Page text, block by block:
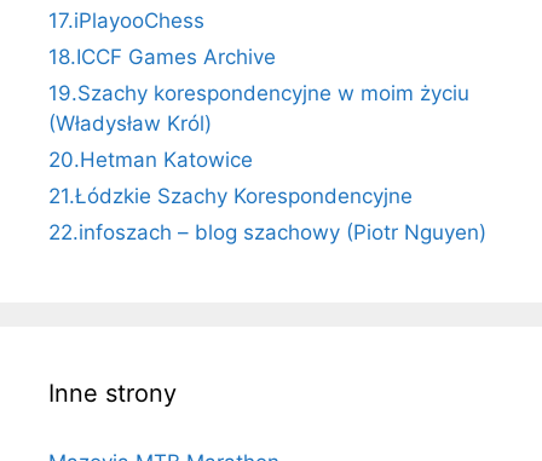
17.iPlayooChess
18.ICCF Games Archive
19.Szachy korespondencyjne w moim życiu
(Władysław Król)
20.Hetman Katowice
21.Łódzkie Szachy Korespondencyjne
22.infoszach – blog szachowy (Piotr Nguyen)
Inne strony